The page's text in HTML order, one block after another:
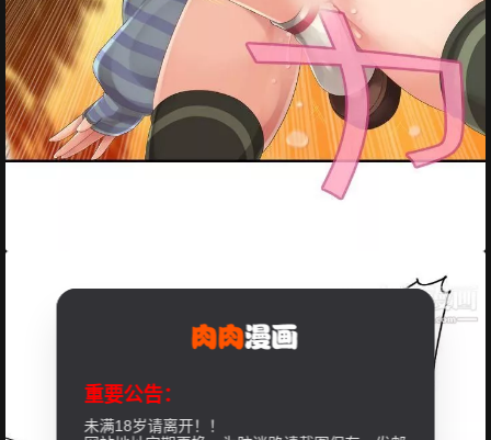
重要公告：
未满18岁请离开！！